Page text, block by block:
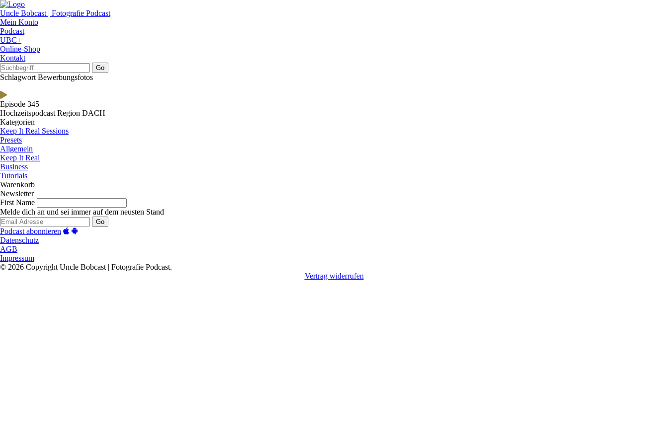
Uncle Bobcast | Fotografie Podcast
Mein Konto
Podcast
UBC+
Online-Shop
Kontakt
Go
Schlagwort Bewerbungsfotos
Episode 345
Hochzeitspodcast Region DACH
Kategorien
Keep It Real Sessions
Presets
Allgemein
Keep It Real
Business
Tutorials
Warenkorb
Newsletter
First Name
Melde dich an und sei immer auf dem neusten Stand
Go
Podcast abonnieren
Datenschutz
AGB
Impressum
© 2026 Copyright Uncle Bobcast | Fotografie Podcast.
Vertrag widerrufen